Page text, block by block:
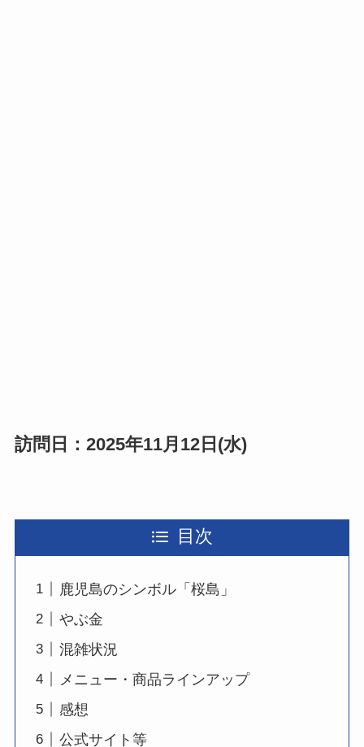
訪問日：2025年11月12日(水)
目次
鹿児島のシンボル「桜島」
やぶ金
混雑状況
メニュー・商品ラインアップ
感想
公式サイト等